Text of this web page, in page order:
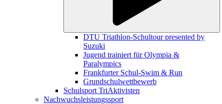
DTU Triathlon-Schultour presented by
Suzuki
Jugend trainiert für Olympia &
Paralympics
Frankfurter Schul-Swim & Run
Grundschulwettbewerb
Schulsport TriAktivisten
Nachwuchsleistungssport